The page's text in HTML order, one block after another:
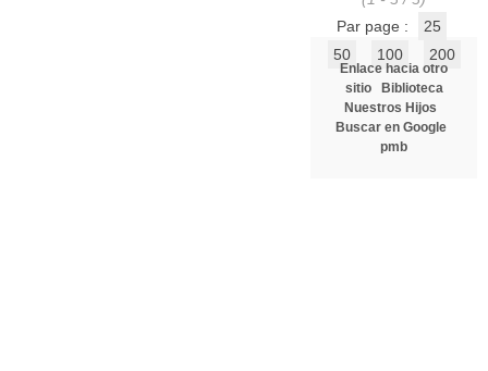
Par page :
25
50
100 200
Enlace hacia otro
sitio
Biblioteca
Nuestros Hijos
Buscar en Google
pmb